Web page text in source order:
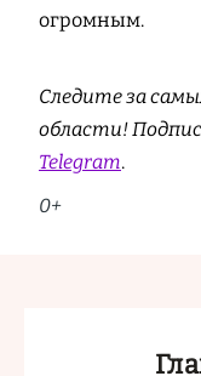
огромным.
Следите за
области!
Telegram.
0+